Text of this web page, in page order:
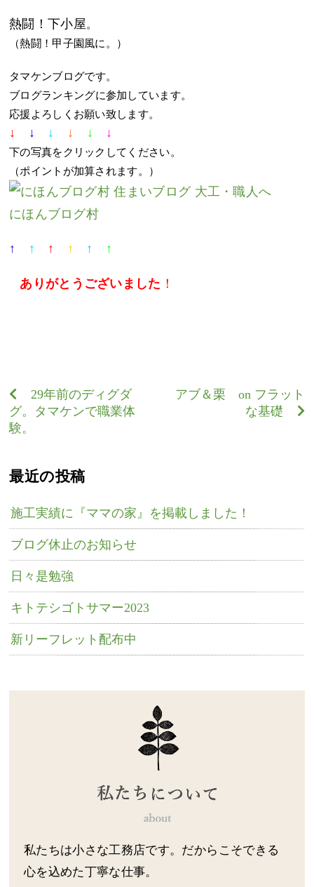
熱闘！下小屋。
（熱闘！甲子園風に。）
タマケンブログです。
ブログランキングに参加しています。
応援よろしくお願い致します。
↓ ↓ ↓ ↓ ↓ ↓
下の写真をクリックしてください。
（ポイントが加算されます。）
にほんブログ村
↑ ↑ ↑ ↑ ↑ ↑
ありがとうございました ！
29年前のディグダ
グ。タマケンで職業体
験。
アブ＆栗 on フラット
な基礎
最近の投稿
施工実績に『ママの家』を掲載しました！
ブログ休止のお知らせ
日々是勉強
キトテシゴトサマー2023
新リーフレット配布中
私たちは小さな工務店です。だからこそできる
心を込めた丁寧な仕事。